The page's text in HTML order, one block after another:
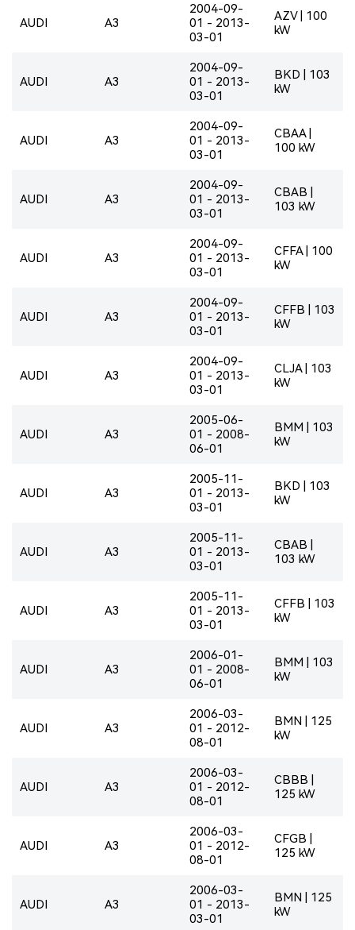
AUDI A3
2004-09-
01 - 2013-
03-01
AZV | 100
kW
AUDI A3
2004-09-
01 - 2013-
03-01
BKD | 103
kW
AUDI A3
2004-09-
01 - 2013-
03-01
CBAA |
100 kW
AUDI A3
2004-09-
01 - 2013-
03-01
CBAB |
103 kW
AUDI A3
2004-09-
01 - 2013-
03-01
CFFA | 100
kW
AUDI A3
2004-09-
01 - 2013-
03-01
CFFB | 103
kW
AUDI A3
2004-09-
01 - 2013-
03-01
CLJA | 103
kW
AUDI A3
2005-06-
01 - 2008-
06-01
BMM | 103
kW
AUDI A3
2005-11-
01 - 2013-
03-01
BKD | 103
kW
AUDI A3
2005-11-
01 - 2013-
03-01
CBAB |
103 kW
AUDI A3
2005-11-
01 - 2013-
03-01
CFFB | 103
kW
AUDI A3
2006-01-
01 - 2008-
06-01
BMM | 103
kW
AUDI A3
2006-03-
01 - 2012-
08-01
BMN | 125
kW
AUDI A3
2006-03-
01 - 2012-
08-01
CBBB |
125 kW
AUDI A3
2006-03-
01 - 2012-
08-01
CFGB |
125 kW
AUDI A3
2006-03-
01 - 2013-
03-01
BMN | 125
kW